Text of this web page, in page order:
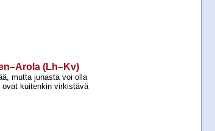
(Lh–Kv)
mutta junasta voi olla
kuitenkin virkistävä